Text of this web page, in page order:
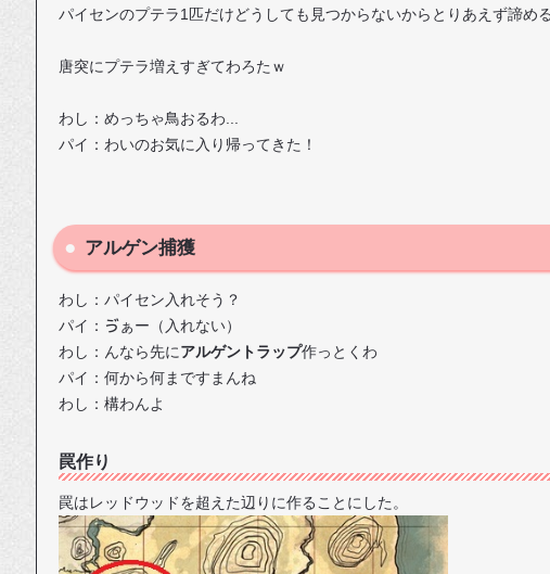
パイセンのプテラ1匹だけどうしても見つからないからとりあえず諦め
唐突にプテラ増えすぎてわろたｗ
わし：めっちゃ鳥おるわ...
パイ：わいのお気に入り帰ってきた！
アルゲン捕獲
わし：パイセン入れそう？
パイ：ゔぁー（入れない）
わし：んなら先にアルゲントラップ作っとくわ
パイ：何から何まですまんね
わし：構わんよ
罠作り
罠はレッドウッドを超えた辺りに作ることにした。